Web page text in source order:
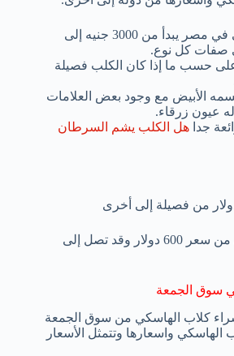
سعر كلب الهاسكي في مصر يبدأ من 3000 جنيه إلى
حسب ما إذا كان الكلب فصيلة
الأبيض مع وجود بعض العلامات
عيون زرقاء.
جدا هل الكلب يشم السرطان
من فصيلة إلى أخرى
تبدأ أسعار كلاب الهاسكي من سعر 600 دولار وقد تصل إلى
سوق الجمعة
كلاب الهاسكي من سوق الجمعة
الهاسكي واسعارها وتتمثل الأسعار